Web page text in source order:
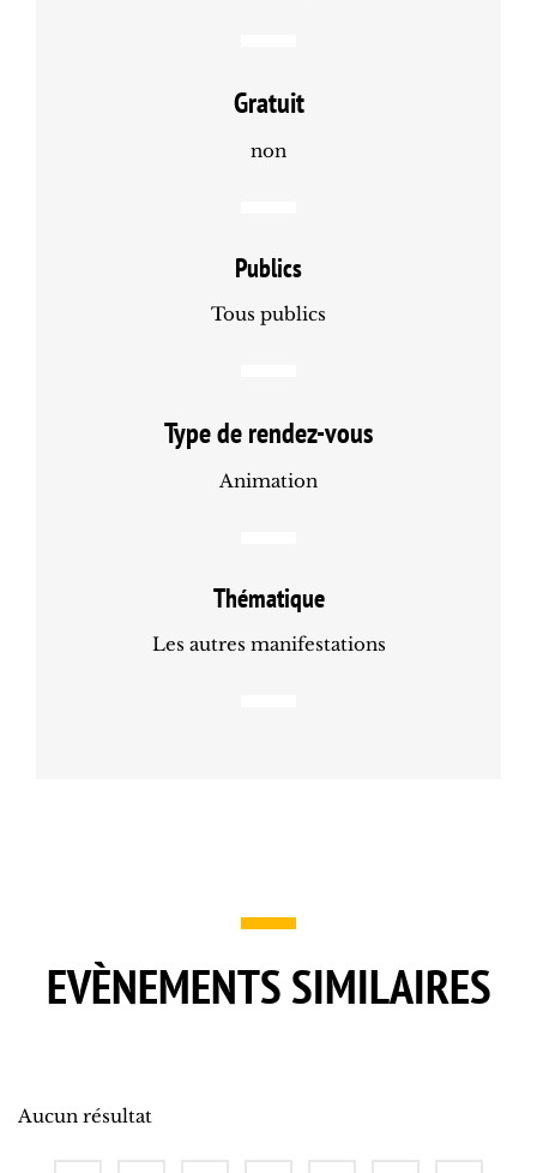
Gratuit
non
Publics
Tous publics
Type de rendez-vous
Animation
Thématique
Les autres manifestations
EVÈNEMENTS SIMILAIRES
Aucun résultat